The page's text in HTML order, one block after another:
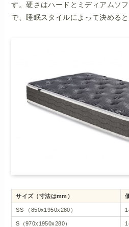
す。硬さはハードとミディアムソ
で、睡眠スタイルによって決めると
サイズ（寸法はmm）
SS （850x1950x280）
S（970x1950x280）